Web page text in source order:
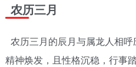
农历三月
农历三月的辰月与属龙人相
精神焕发，且性格沉稳，行事